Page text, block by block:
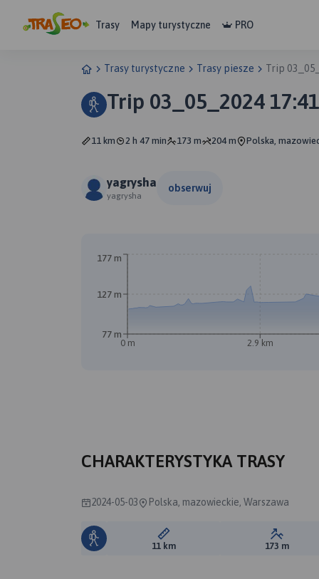
Trasy Mapy turystyczne PRO
Trasy turystyczne Trasy piesze Trip
Trip 03_05_2024 17:41
11 km 2 h 47 min 173 m 204 m Polska,
yagrysha
yagrysha
obserwuj
0 m 2.9 km
77 m
127 m
177 m
CHARAKTERYSTYKA TRASY
2024-05-03 Polska, mazowieckie, Warszawa
Długość trasy:
11 km Suma
173 m